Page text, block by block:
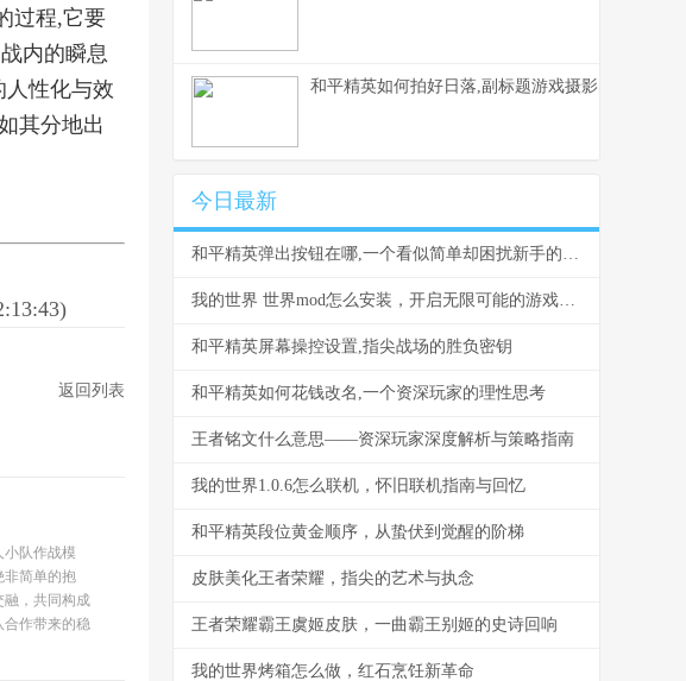
过程,它要
内的瞬息
性化与效
其分地出
返回列表
队作战模
非简单的抱
融，共同构成
合作带来的稳
和平精英如何拍好日落,副标题游戏摄影的艺术与时
今日最新
和平精英弹出按钮在哪,一个看似简单却困扰新手的界面谜题
我的世界 世界mod怎么安装，开启无限可能的游戏之旅
和平精英屏幕操控设置,指尖战场的胜负密钥
和平精英如何花钱改名,一个资深玩家的理性思考
王者铭文什么意思——资深玩家深度解析与策略指南
我的世界1.0.6怎么联机，怀旧联机指南与回忆
和平精英段位黄金顺序，从蛰伏到觉醒的阶梯
皮肤美化王者荣耀，指尖的艺术与执念
王者荣耀霸王虞姬皮肤，一曲霸王别姬的史诗回响
我的世界烤箱怎么做，红石烹饪新革命